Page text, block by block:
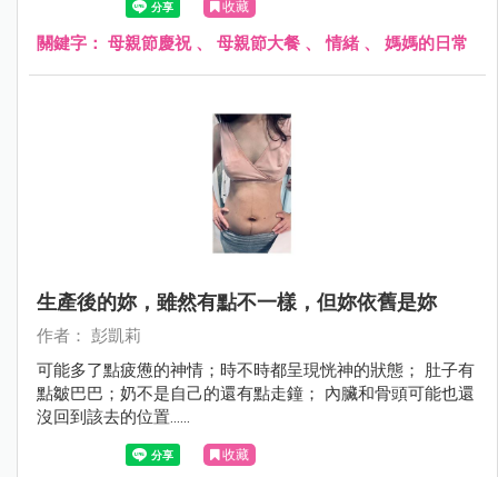
更覺孤單與委屈⋯
收藏
關鍵字： 母親節慶祝、 母親節大餐 、情緒 、 媽媽的日常
生產後的妳，雖然有點不一樣，但妳依舊是妳
作者： 彭凱莉
可能多了點疲憊的神情；時不時都呈現恍神的狀態； 肚子有
點皺巴巴；奶不是自己的還有點走鐘； 內臟和骨頭可能也還
沒回到該去的位置......
收藏